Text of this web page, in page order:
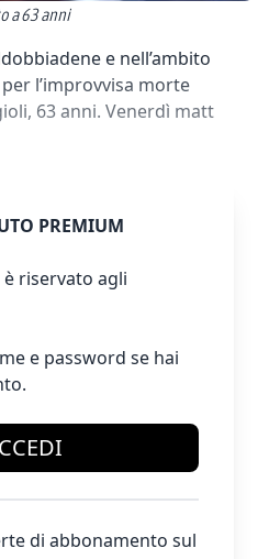
a 63 anni
e nell’ambito
l’improvvisa morte
63 anni. Venerdì matt
PREMIUM
riservato agli
e password se hai
di abbonamento sul